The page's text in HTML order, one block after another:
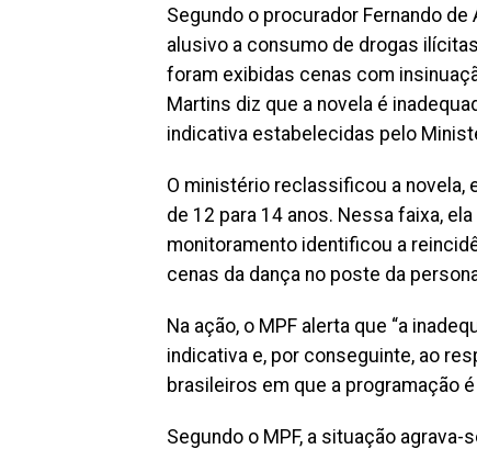
Segundo o procurador Fernando
alusivo a consumo de drogas
foram exibidas cenas com
Martins diz que a novela é
indicativa estabelecidas pelo
O ministério reclassificou a novela,
de 12 para 14 anos. Nessa faixa,
monitoramento identificou a
cenas da dança no poste da
Na ação, o MPF alerta que “a
indicativa e, por conseguinte, ao
brasileiros em que a programação
Segundo o MPF, a situação